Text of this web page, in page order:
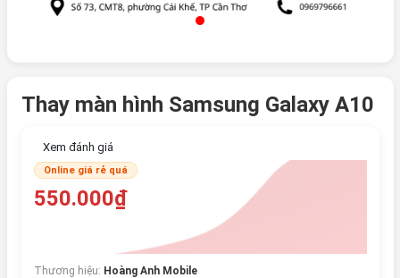
Thay màn hình Samsung Galaxy A10
Xem đánh giá
Online giá rẻ quá
550.000₫
Thương hiệu: Hoàng Anh Mobile